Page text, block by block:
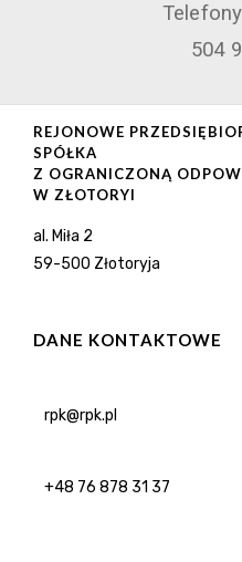
504
REJONOWE
SPÓŁKA
Z OGRANICZONĄ
W ZŁOTORYI
al. Miła 2
59-500 Złotoryja
DANE KONTAKTOWE
rpk@rpk.pl
+48 76 878 31 37